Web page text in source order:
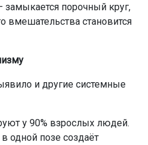
порочный круг,
вмешательства становится
и другие системные
у 90% взрослых людей.
одной позе создаёт